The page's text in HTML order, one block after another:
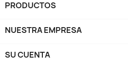
PRODUCTOS
NUESTRA EMPRESA
SU CUENTA